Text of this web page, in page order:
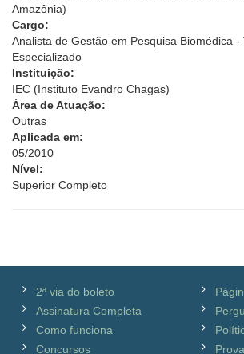
Amazônia)
Cargo:
Analista de Gestão em Pesquisa Biomédica -
Especializado
Instituição:
IEC (Instituto Evandro Chagas)
Área de Atuação:
Outras
Aplicada em:
05/2010
Nível:
Superior Completo
2ª via do boleto
Assinatura Completa
Como funciona
Concursos